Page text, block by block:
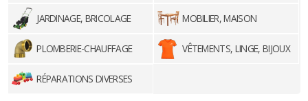
JARDINAGE, BRICOLAGE
MOBILIER, MAISON
PLOMBERIE-CHAUFFAGE VÊTEMENTS, LINGE, BIJOUX
RÉPARATIONS DIVERSES